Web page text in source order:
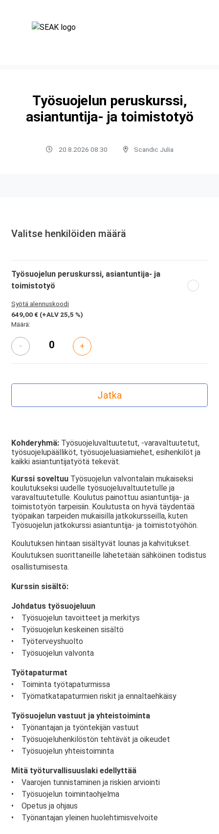
Työsuojelun peruskurssi,
asiantuntija- ja toimistotyö
20.8.2026 08:30 Scandic Julia
Valitse henkilöiden määrä
Työsuojelun peruskurssi, asiantuntija- ja
toimistotyö
Syötä alennuskoodi
649,00 € (+ALV 25,5 %)
Määrä:
- +
Kohderyhmä: Työsuojeluvaltuutetut, -varavaltuutetut,
työsuojelupäälliköt, työsuojeluasiamiehet, esihenkilöt ja
kaikki asiantuntijatyötä tekevät.
Kurssi soveltuu Työsuojelun valvontalain mukaiseksi
koulutukseksi uudelle työsuojeluvaltuutetulle ja
varavaltuutetulle. Koulutus painottuu asiantuntija- ja
toimistotyön tarpeisiin. Koulutusta on hyvä täydentää
työpaikan tarpeiden mukaisilla jatkokursseilla, kuten
Työsuojelun jatkokurssi asiantuntija- ja toimistotyöhön.
Koulutuksen hintaan sisältyvät lounas ja kahvitukset.
Koulutuksen suorittaneille lähetetään sähköinen todistus
osallistumisesta.
Kurssin sisältö:
Johdatus työsuojeluun
• Työsuojelun tavoitteet ja merkitys
• Työsuojelun keskeinen sisältö
• Työterveyshuolto
• Työsuojelun valvonta
Työtapaturmat
• Toiminta työtapaturmissa
• Työmatkatapaturmien riskit ja ennaltaehkäisy
Työsuojelun vastuut ja yhteistoiminta
• Työnantajan ja työntekijän vastuut
• Työsuojeluhenkilöstön tehtävät ja oikeudet
• Työsuojelun yhteistoiminta
Mitä työturvallisuuslaki edellyttää
• Vaarojen tunnistaminen ja riskien arviointi
• Työsuojelun toimintaohjelma
• Opetus ja ohjaus
• Työnantajan yleinen huolehtimisvelvoite